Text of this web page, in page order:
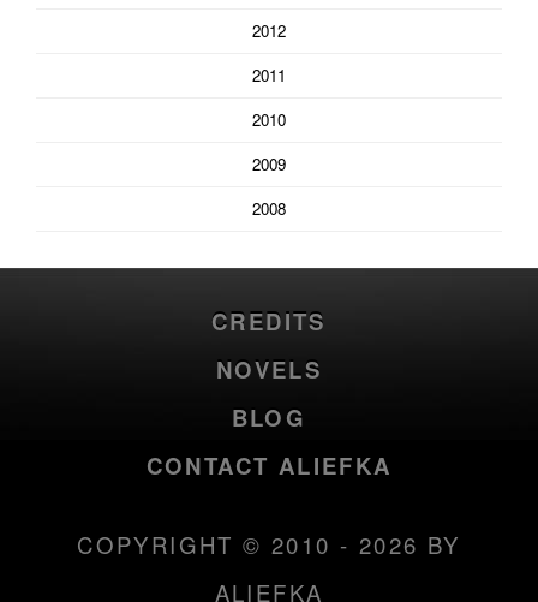
2012
2011
2010
2009
2008
CREDITS
NOVELS
BLOG
CONTACT ALIEFKA
COPYRIGHT © 2010 - 2026 BY
ALIEFKA